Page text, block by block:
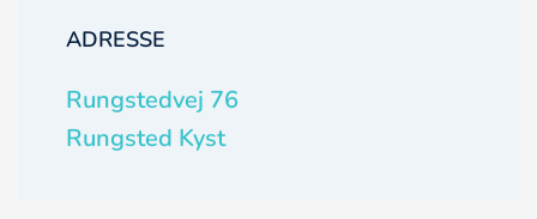
ADRESSE
Rungstedvej 76
Rungsted Kyst